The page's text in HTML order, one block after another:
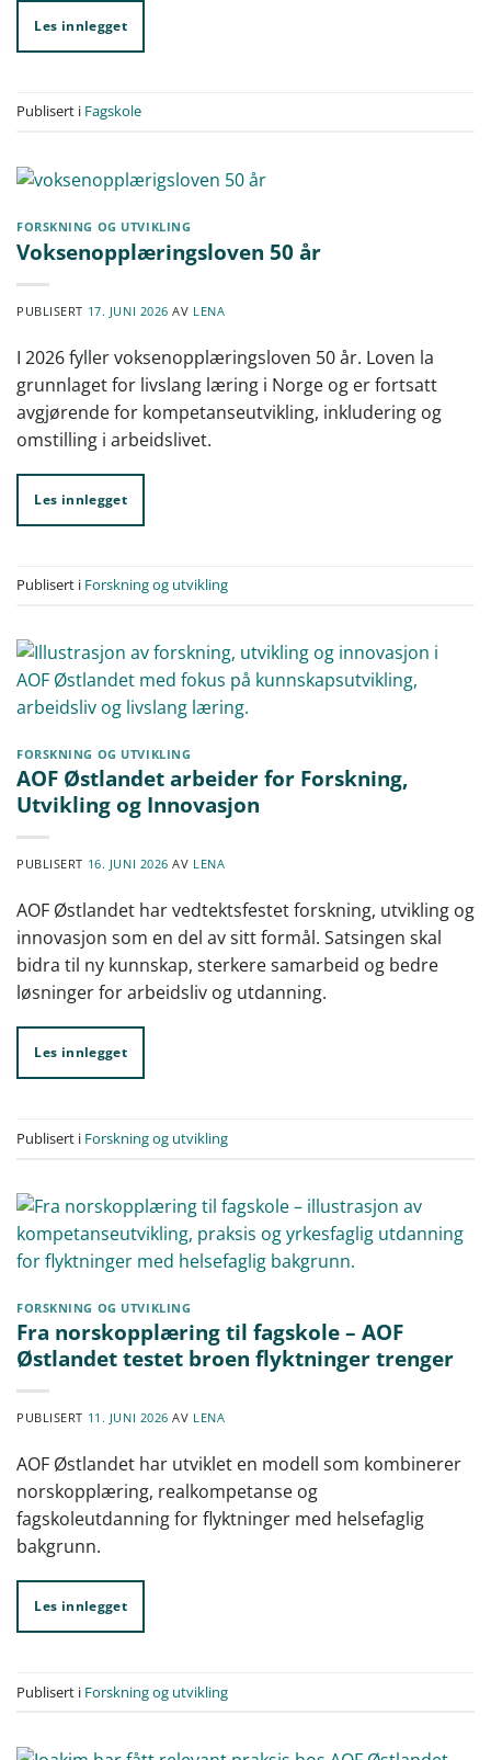
Les innlegget
Publisert i Fagskole
FORSKNING OG UTVIKLING
Voksenopplæringsloven 50 år
PUBLISERT 17. JUNI 2026 AV LENA
I 2026 fyller voksenopplæringsloven 50 år. Loven la
grunnlaget for livslang læring i Norge og er fortsatt
avgjørende for kompetanseutvikling, inkludering og
omstilling i arbeidslivet.
Les innlegget
Publisert i Forskning og utvikling
FORSKNING OG UTVIKLING
AOF Østlandet arbeider for Forskning,
Utvikling og Innovasjon
PUBLISERT 16. JUNI 2026 AV LENA
AOF Østlandet har vedtektsfestet forskning, utvikling og
innovasjon som en del av sitt formål. Satsingen skal
bidra til ny kunnskap, sterkere samarbeid og bedre
løsninger for arbeidsliv og utdanning.
Les innlegget
Publisert i Forskning og utvikling
FORSKNING OG UTVIKLING
Fra norskopplæring til fagskole – AOF
Østlandet testet broen flyktninger trenger
PUBLISERT 11. JUNI 2026 AV LENA
AOF Østlandet har utviklet en modell som kombinerer
norskopplæring, realkompetanse og
fagskoleutdanning for flyktninger med helsefaglig
bakgrunn.
Les innlegget
Publisert i Forskning og utvikling